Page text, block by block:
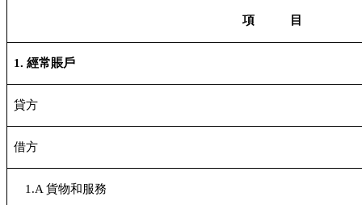
項 目
1. 經常賬戶
貸方
借方
1.A貨物和服務